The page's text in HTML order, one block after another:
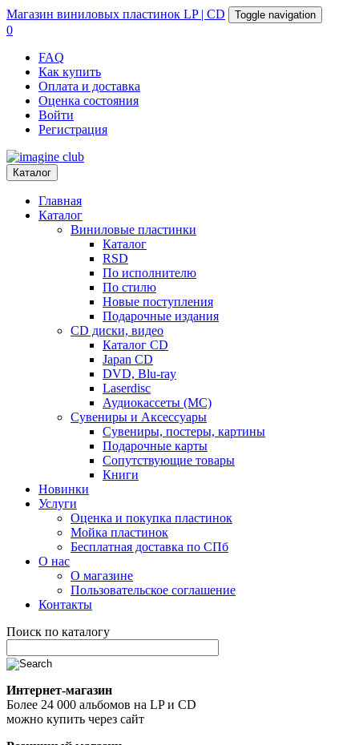
Магазин виниловых пластинок LP | CD Toggle navigation
0
FAQ
Как купить
Оплата и доставка
Оценка состояния
Войти
Регистрация
Каталог
Главная
Каталог
Виниловые пластинки
Каталог
RSD
По исполнителю
По стилю
Новые поступления
Подарочные издания
CD диски, видео
Каталог CD
Japan CD
DVD, Blu-ray
Laserdisc
Аудиокассеты (MC)
Сувениры и Аксессуары
Сувениры, постеры, картины
Подарочные карты
Сопутствующие товары
Книги
Новинки
Услуги
Оценка и покупка пластинок
Мойка пластинок
Бесплатная доставка по СПб
О нас
О магазине
Пользовательское соглашение
Контакты
Поиск по каталогу
Интернет-магазин
Более 24 000 альбомов на LP и CD
можно купить через сайт